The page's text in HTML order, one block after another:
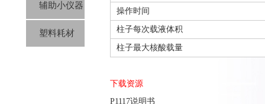
辅助小仪器
塑料耗材
操作时间
柱子每次载液体积
柱子最大核酸载量
下载资源
P1117说明书